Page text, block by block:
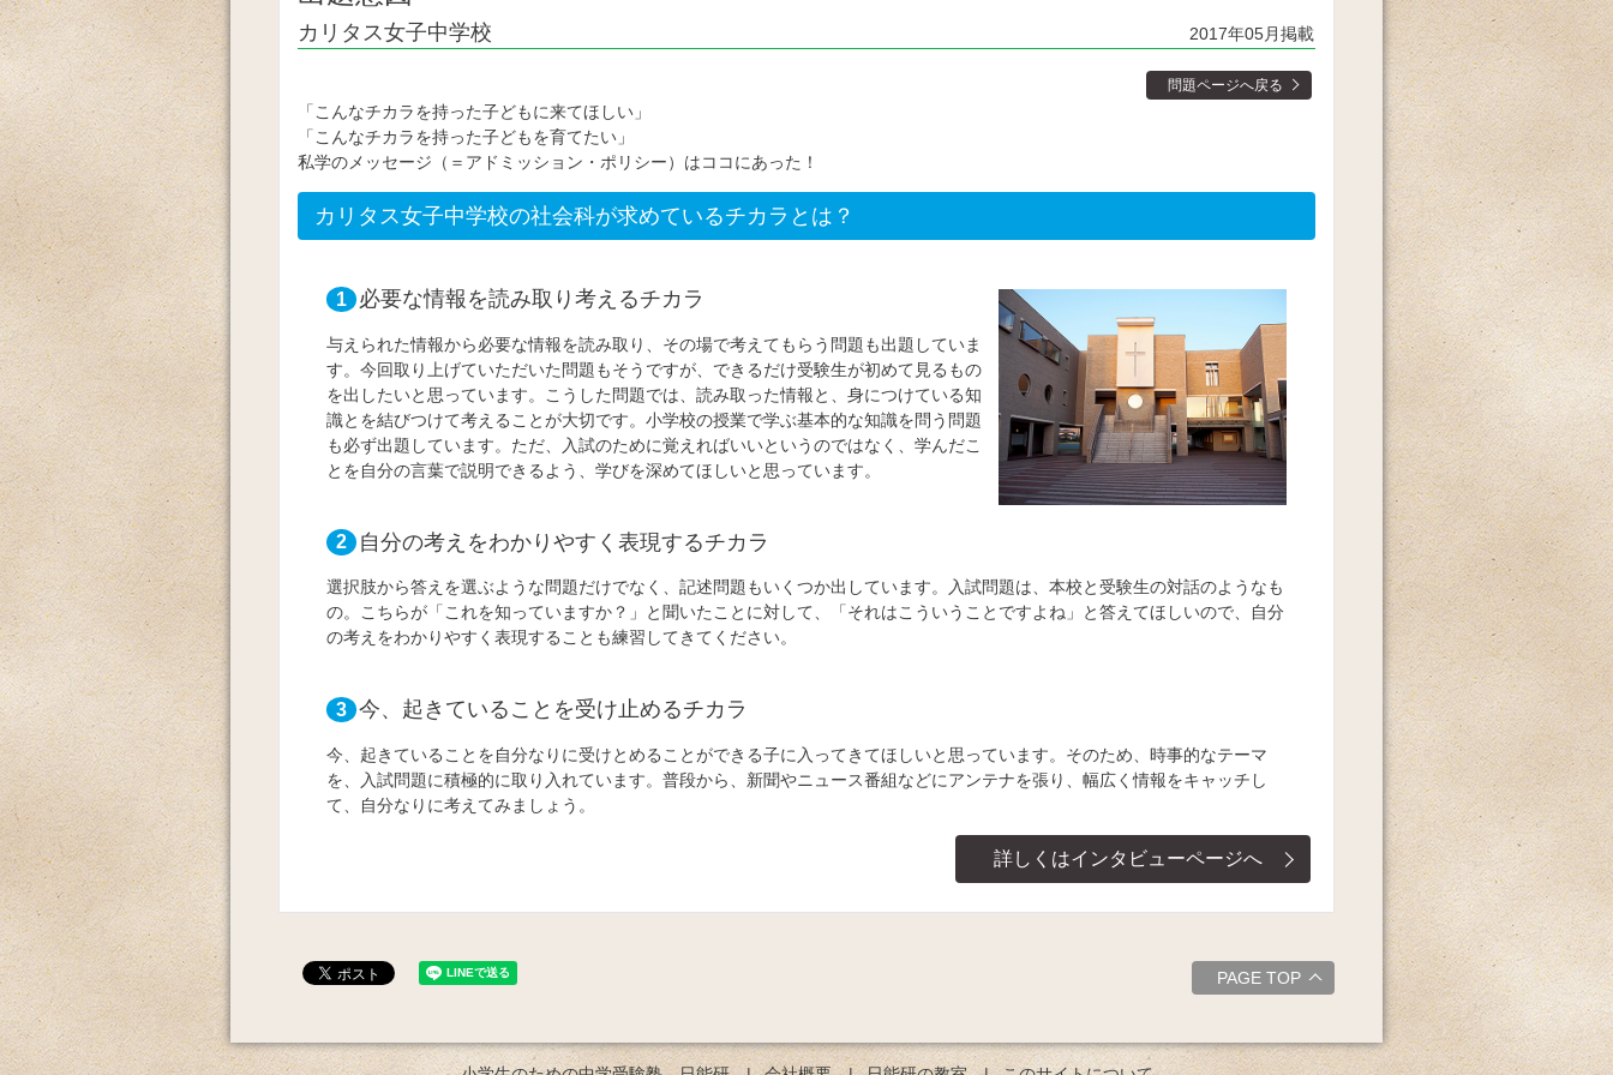
カリタス女子中学校 2017年05月掲載
問題ページへ戻る
「こんなチカラを持った子どもに来てほしい」
「こんなチカラを持った子どもを育てたい」
私学のメッセージ（＝アドミッション・ポリシー）はココにあった！
カリタス女子中学校の社会科が求めているチカラとは？
1 必要な情報を読み取り考えるチカラ
与えられた情報から必要な情報を読み取り、その場で考えてもらう問題も出題していま
す。今回取り上げていただいた問題もそうですが、できるだけ受験生が初めて見るもの
を出したいと思っています。こうした問題では、読み取った情報と、身につけている知
識とを結びつけて考えることが大切です。小学校の授業で学ぶ基本的な知識を問う問題
も必ず出題しています。ただ、入試のために覚えればいいというのではなく、学んだこ
とを自分の言葉で説明できるよう、学びを深めてほしいと思っています。
2 自分の考えをわかりやすく表現するチカラ
選択肢から答えを選ぶような問題だけでなく、記述問題もいくつか出しています。入試問題は、本校と受験生の対話のようなも
の。こちらが「これを知っていますか？」と聞いたことに対して、「それはこういうことですよね」と答えてほしいので、自分
の考えをわかりやすく表現することも練習してきてください。
3 今、起きていることを受け止めるチカラ
今、起きていることを自分なりに受けとめることができる子に入ってきてほしいと思っています。そのため、時事的なテーマ
を、入試問題に積極的に取り入れています。普段から、新聞やニュース番組などにアンテナを張り、幅広く情報をキャッチし
て、自分なりに考えてみましょう。
詳しくはインタビューページへ
PAGE TOP